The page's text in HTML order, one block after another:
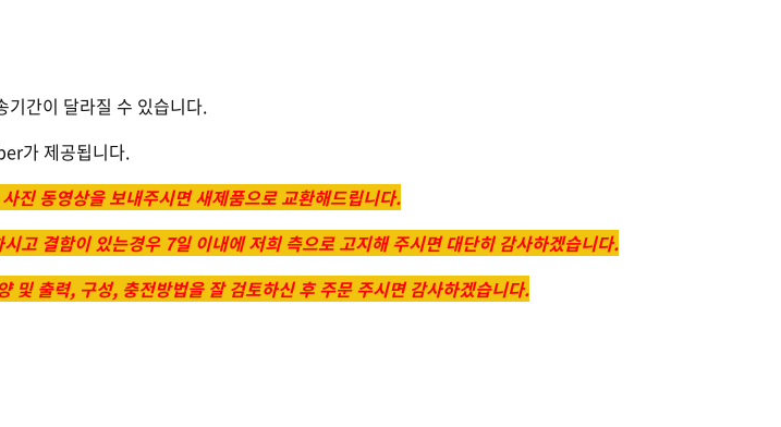
간이 달라질 수 있습니다.
가 제공됩니다.
진 동영상을 보내주시면 새제품으로 교환해드립니다.
고 결함이 있는경우 7일 이내에 저희 측으로 고지해 주시면 대단히 감사하겠습니다.
및 출력, 구성, 충전방법을 잘 검토하신 후 주문 주시면 감사하겠습니다.